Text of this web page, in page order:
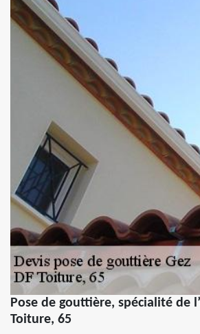
Pose de gouttière, spécialité de
Toiture, 65